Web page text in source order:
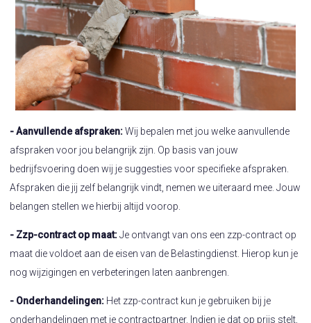
- Aanvullende afspraken:Wij bepalen met jou welke aanvullende
afspraken voor jou belangrijk zijn. Op basis van jouw
bedrijfsvoering doen wij je suggesties voor specifieke afspraken.
Afspraken die jij zelf belangrijk vindt, nemen we uiteraard mee. Jouw
belangen stellen we hierbij altijd voorop.
- Zzp-contract op maat:Je ontvangt van ons een zzp-contract op
maat die voldoet aan de eisen van de Belastingdienst. Hierop kun je
nog wijzigingen en verbeteringen laten aanbrengen.
- Onderhandelingen: Het zzp-contract kun je gebruiken bij je
onderhandelingen met je contractpartner. Indien je dat op prijs stelt,